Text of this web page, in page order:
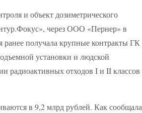
и объект дозиметрического
через ООО «Пернер» в
получала крупные контракты ГК
установки и людской
радиоактивных отходов I и II классов
в 9,2 млрд рублей. Как сообщала